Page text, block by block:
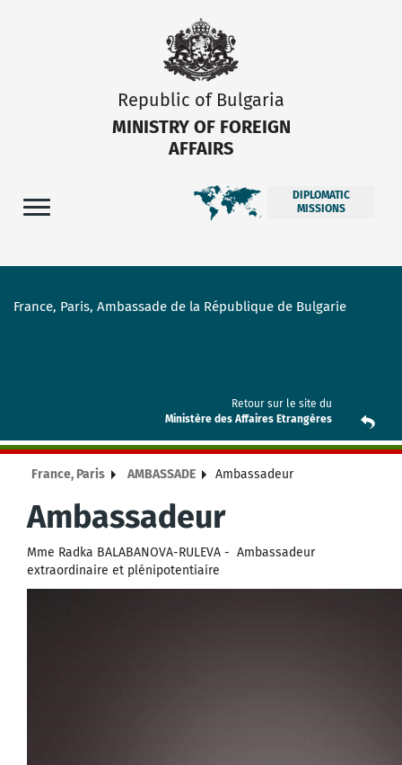
Republic of Bulgaria
MINISTRY OF FOREIGN
AFFAIRS
DIPLOMATIC
MISSIONS
France, Paris, Ambassade de la République de Bulgarie
Retour sur le site du
Ministère des Affaires Etrangères
France, Paris AMBASSADE Ambassadeur
Ambassadeur
Mme Radka BALABANOVA-RULEVA - Ambassadeur
extraordinaire et plénipotentiaire